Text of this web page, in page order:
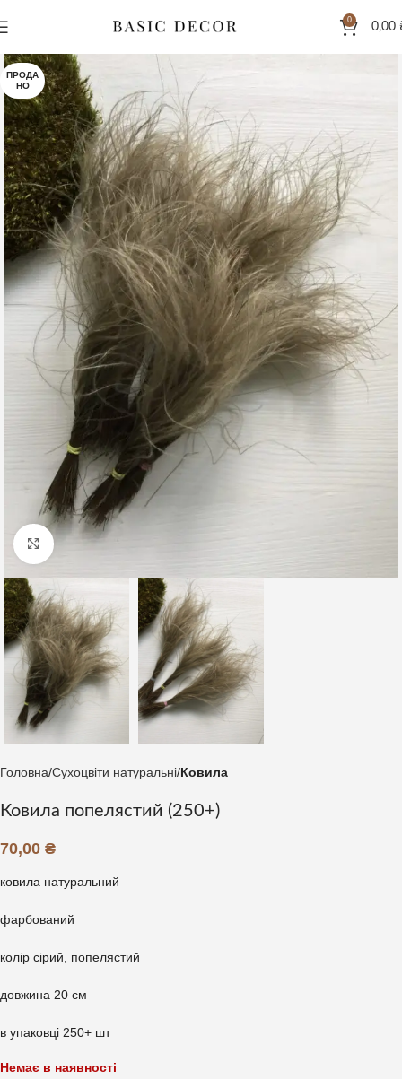
0
0,00
ПРОДА
НО
Клацніть, щоб збільшити
Головна Сухоцвіти натуральні Ковила
Ковила попелястий (250+)
70,00 ₴
ковила натуральний
фарбований
колір сірий, попелястий
довжина 20 см
в упаковці 250+ шт
Немає в наявності